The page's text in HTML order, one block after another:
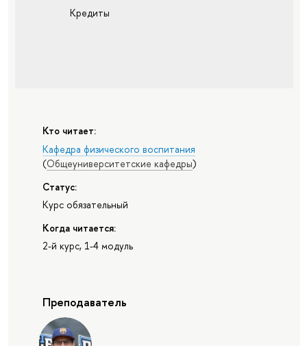
Кредиты
Кто читает:
Кафедра физического воспитания
(Общеуниверситетские кафедры)
Статус:
Курс обязательный
Когда читается:
2-й курс, 1-4 модуль
Преподаватель